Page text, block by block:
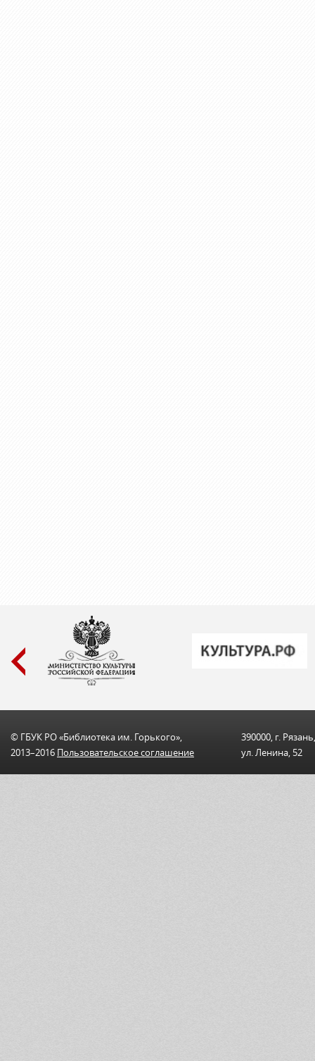
© ГБУК РО «Библиотека им. Горького»,
2013–2016 Пользовательскоe соглашениe
390000, г. Рязань,
ул. Ленина, 52